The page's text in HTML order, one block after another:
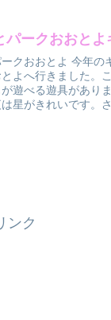
パークおおとよ
クおおとよ 今年の
よへ行きました。
遊べる遊具があり
星がきれいです。さ
ンク